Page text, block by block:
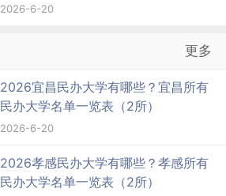
2026-6-20
更多
2026宜昌民办大学有哪些？宜昌所有
民办大学名单一览表（2所）
2026-6-20
2026孝感民办大学有哪些？孝感所有
民办大学名单一览表（2所）